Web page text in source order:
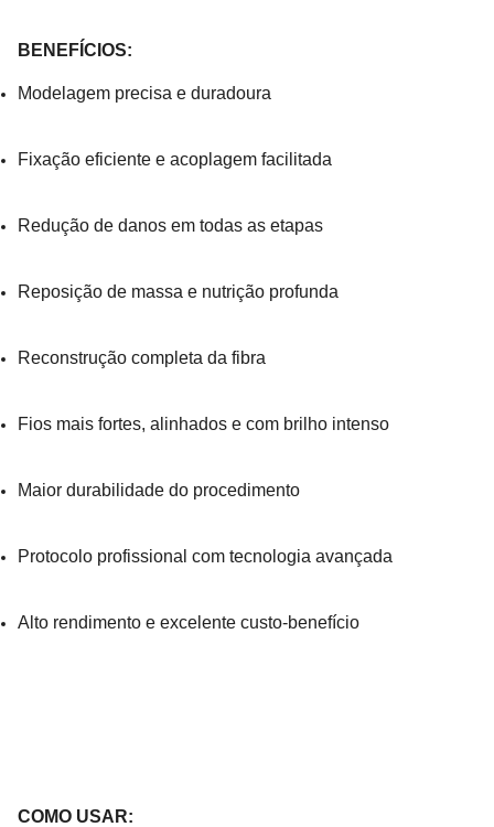
BENEFÍCIOS:
Modelagem precisa e duradoura
Fixação eficiente e acoplagem facilitada
Redução de danos em todas as etapas
Reposição de massa e nutrição profunda
Reconstrução completa da fibra
Fios mais fortes, alinhados e com brilho intenso
Maior durabilidade do procedimento
Protocolo profissional com tecnologia avançada
Alto rendimento e excelente custo-benefício
COMO USAR: